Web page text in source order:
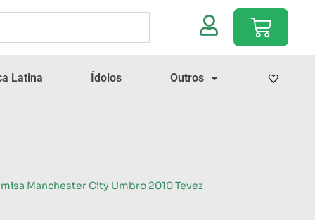
Latina Ídolos Outros
Manchester City Umbro 2010 Tevez